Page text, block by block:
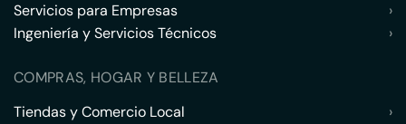
Servicios para Empresas
›
Ingeniería y Servicios Técnicos
›
COMPRAS, HOGAR Y BELLEZA
Tiendas y Comercio Local
›